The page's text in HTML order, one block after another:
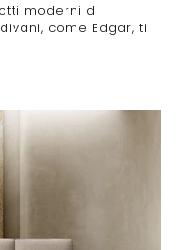
moderni di
come Edgar, ti